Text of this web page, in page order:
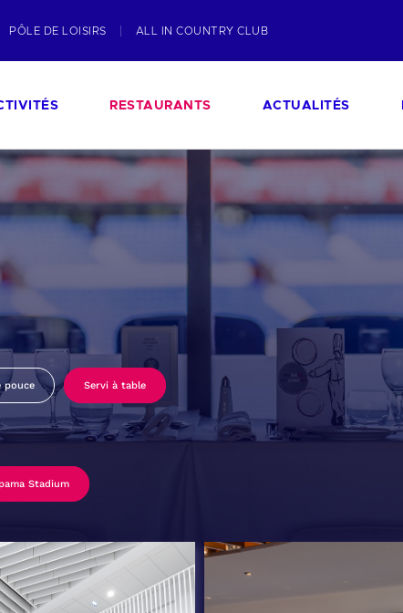
PÔLE DE LOISIRS ALL IN COUNTRY CLUB
RESTAURANTS ACTUALITÉS
pouce Servi à table
Stadium